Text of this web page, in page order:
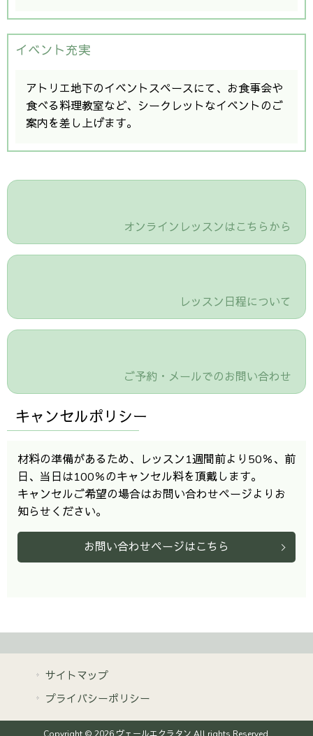
イベント充実
アトリエ地下のイベントスペースにて、お食事会や
食べる料理教室など、シークレットなイベントのご
案内を差し上げます。
オンラインレッスンはこちらから
レッスン日程について
ご予約・メールでのお問い合わせ
キャンセルポリシー
材料の準備があるため、レッスン1週間前より50％、前
日、当日は100％のキャンセル料を頂戴します。
キャンセルご希望の場合はお問い合わせページよりお
知らせください。
お問い合わせページはこちら
サイトマップ
プライバシーポリシー